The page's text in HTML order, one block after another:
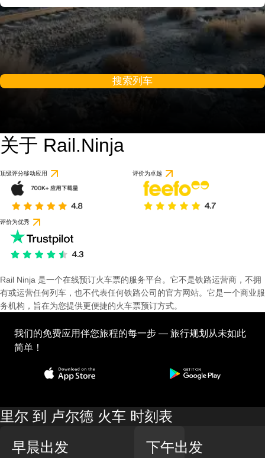
搜索列车
关于 Rail.Ninja
顶级评分移动应用 评价为卓越
评价为优秀
Rail Ninja 是一个在线预订火车票的服务平台。它不是铁路运营商，不拥
有或运营任何列车，也不代表任何铁路公司的官方网站。它是一个商业服
务机构，旨在为您提供更便捷的火车票预订方式。
我们的免费应用伴您旅程的每一步 — 旅行规划从未如此
简单！
里尔 到 卢尔德 火车 时刻表
早晨出发
下午出发